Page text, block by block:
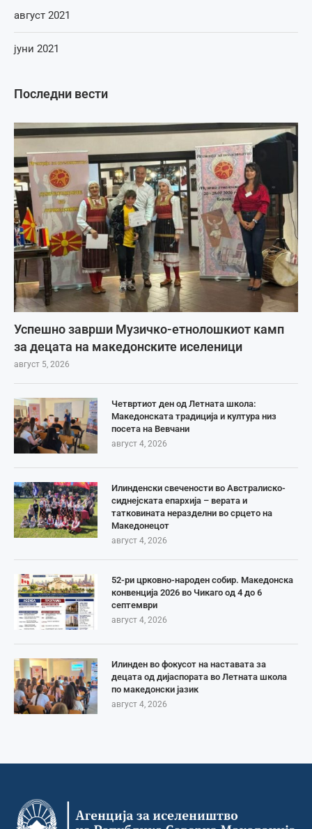
Последни вести
Успешно заврши Музичко-етнолошкиот камп
за децата на македонските иселеници
август 5, 2026
Четвртиот ден од Летната школа:
Македонската традиција и култура низ
посета на Вевчани
август 4, 2026
Илинденски свечености во Австралиско-
сиднејската епархија – верата и
татковината неразделни во срцето на
Македонецот
август 4, 2026
52-ри црковно-народен собир. Македонска
конвенција 2026 во Чикаго од 4 до 6
септември
август 4, 2026
Илинден во фокусот на наставата за
децата од дијаспората во Летната школа
по македонски јазик
август 4, 2026
август 2021
јуни 2021